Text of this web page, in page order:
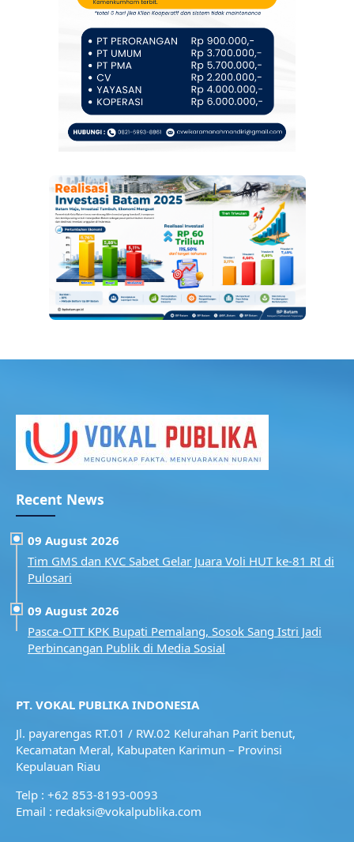
Recent News
09 August 2026
Tim GMS dan KVC Sabet Gelar Juara Voli HUT ke-81 RI di
Pulosari
09 August 2026
Pasca-OTT KPK Bupati Pemalang, Sosok Sang Istri Jadi
Perbincangan Publik di Media Sosial
PT. VOKAL PUBLIKA INDONESIA
Jl. payarengas RT.01 / RW.02 Kelurahan Parit benut,
Kecamatan Meral, Kabupaten Karimun – Provinsi
Kepulauan Riau
Telp : +62 853-8193-0093
Email : redaksi@vokalpublika.com